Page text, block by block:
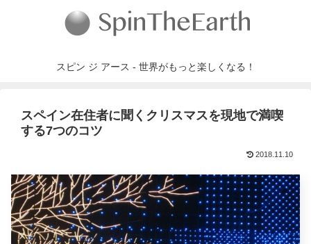
スピン ジ アース - 世界がもっと楽しくなる！
スペイン在住者に聞くクリスマスを現地で満喫
する7つのコツ
2018.11.10